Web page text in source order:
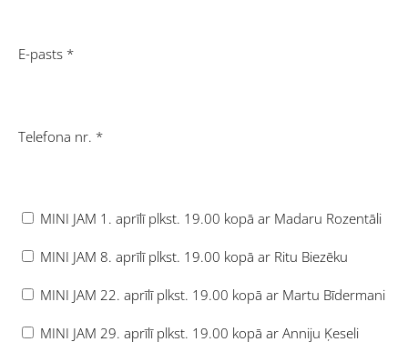
E-pasts *
Telefona nr. *
MINI JAM 1. aprīlī plkst. 19.00 kopā ar Madaru Rozentāli
MINI JAM 8. aprīlī plkst. 19.00 kopā ar Ritu Biezēku
MINI JAM 22. aprīlī plkst. 19.00 kopā ar Martu Bīdermani
MINI JAM 29. aprīlī plkst. 19.00 kopā ar Anniju Ķeseli